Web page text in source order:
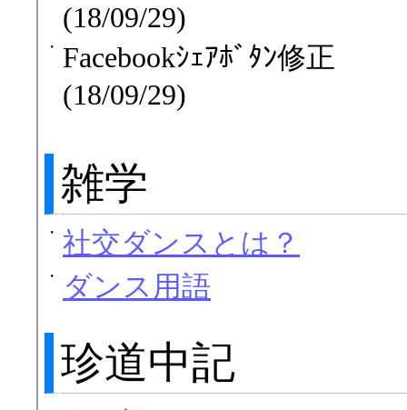
(18/09/29)
・
Facebookｼｪｱﾎﾞﾀﾝ修正
(18/09/29)
雑学
・ 社交ダンスとは？
・ ダンス用語
珍道中記